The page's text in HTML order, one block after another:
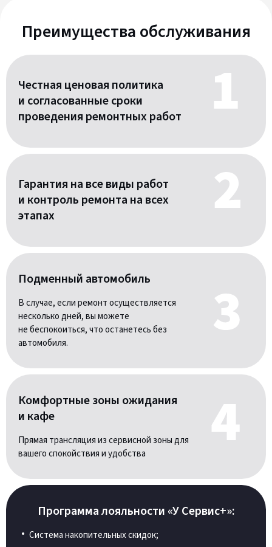
Преимущества обслуживания
Честная ценовая политика
и согласованные сроки
проведения ремонтных работ
Гарантия на все виды работ
и контроль ремонта на всех
этапах
Подменный автомобиль
В случае, если ремонт осуществляется
несколько дней, вы можете
не беспокоиться, что останетесь без
автомобиля.
Комфортные зоны ожидания
и кафе
Прямая трансляция из сервисной зоны для
вашего спокойствия и удобства
Программа лояльности «У Сервис+»:
Система накопительных скидок;